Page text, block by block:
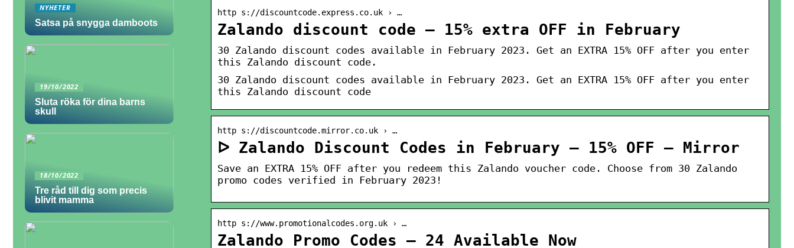
http s://discountcode.express.co.uk › …
Zalando discount code – 15% extra OFF in February
30 Zalando discount codes available in February 2023. Get an EXTRA 15% OFF after you enter
this Zalando discount code.
30 Zalando discount codes available in February 2023. Get an EXTRA 15% OFF after you enter
this Zalando discount code
http s://discountcode.mirror.co.uk › …
ᐅ Zalando Discount Codes in February – 15% OFF – Mirror
Save an EXTRA 15% OFF after you redeem this Zalando voucher code. Choose from 30 Zalando
promo codes verified in February 2023!
http s://www.promotionalcodes.org.uk › …
Zalando Promo Codes – 24 Available Now
NYHETER
Satsa på snygga damboots
19/10/2022
Sluta röka för dina barns
skull
18/10/2022
Tre råd till dig som precis
blivit mamma